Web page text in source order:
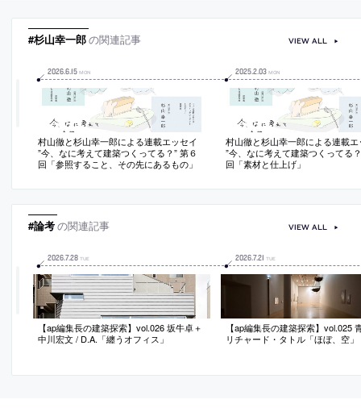
#杉山幸一郎の関連記事
2026.6.15 MON
村山徹と杉山幸一郎による連載エッセイ
”今、なに考えて建築つくってる？” 第６
回「参照すること、その先にあるもの」
2025.2.03 MON
村山徹と杉山幸一郎による連載エ
”今、なに考えて建築つくってる
回「素材と仕上げ」
VIEW ALL
#論考の関連記事
2026.7.28 TUE
【ap編集長の建築探索】vol.026 坂牛卓＋
中川宏文 / D.A.「纏うオフィス」
2026.7.21 TUE
【ap編集長の建築探索】vol.025
リチャード・タトル「ほぼ、空」
VIEW ALL